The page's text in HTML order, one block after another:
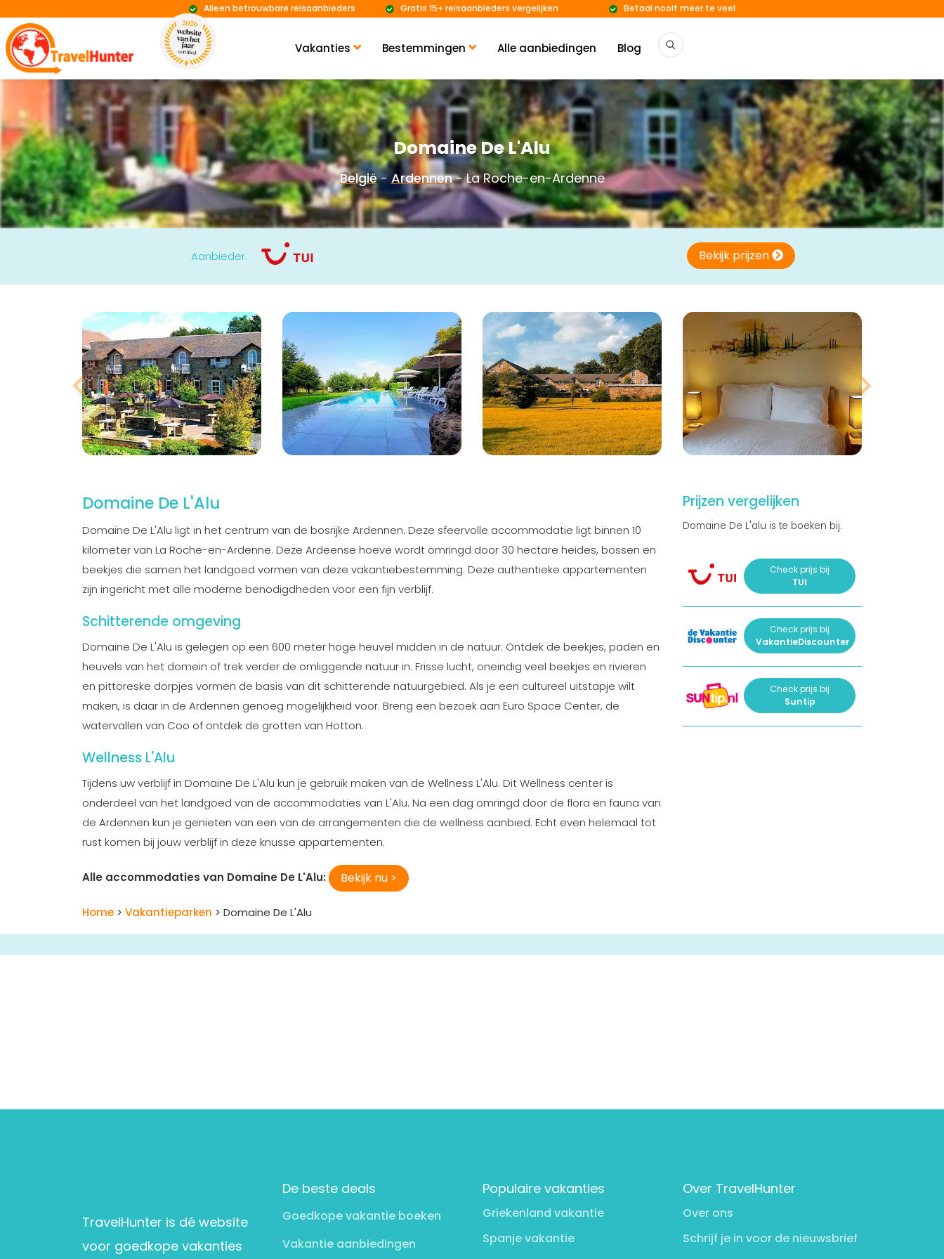
Vakanties Bestemmingen Alle aanbiedingen Blog
Alleen betrouwbare reisaanbieders Gratis 15+ reisaanbieders vergelijken Betaal nooit meer te veel
Domaine De L'Alu
België-Ardennen- La Roche-en-Ardenne
Aanbieder: Bekijk prijzen
Domaine De L'Alu
Domaine De L'Alu ligt in het centrum van de bosrijke Ardennen. Deze sfeervolle accommodatie ligt binnen 10
kilometer van La Roche-en-Ardenne. Deze Ardeense hoeve wordt omringd door 30 hectare heides, bossen en
beekjes die samen het landgoed vormen van deze vakantiebestemming. Deze authentieke appartementen
zijn ingericht met alle moderne benodigdheden voor een fijn verblijf.
Schitterende omgeving
Domaine De L'Alu is gelegen op een 600 meter hoge heuvel midden in de natuur. Ontdek de beekjes, paden en
heuvels van het domein of trek verder de omliggende natuur in. Frisse lucht, oneindig veel beekjes en rivieren
en pittoreske dorpjes vormen de basis van dit schitterende natuurgebied. Als je een cultureel uitstapje wilt
maken, is daar in de Ardennen genoeg mogelijkheid voor. Breng een bezoek aan Euro Space Center, de
watervallen van Coo of ontdek de grotten van Hotton.
Wellness L'Alu
Tijdens uw verblijf in Domaine De L'Alu kun je gebruik maken van de Wellness L'Alu. Dit Wellness center is
onderdeel van het landgoed van de accommodaties van L'Alu. Na een dag omringd door de flora en fauna van
de Ardennen kun je genieten van een van de arrangementen die de wellness aanbied. Echt even helemaal tot
rust komen bij jouw verblijf in deze knusse appartementen.
Alle accommodaties van Domaine De L'Alu: Bekijk nu >
Prijzen vergelijken
Domaine De L'alu is te boeken bij:
Check prijs bij
TUI
Check prijs bij
VakantieDiscounter
Check prijs bij
Suntip
Home > Vakantieparken > Domaine De L'Alu
TravelHunter is dé website
voor goedkope vakanties
De beste deals
Goedkope vakantie boeken
Vakantie aanbiedingen
Populaire vakanties
Griekenland vakantie
Spanje vakantie
Over TravelHunter
Over ons
Schrijf je in voor de nieuwsbrief